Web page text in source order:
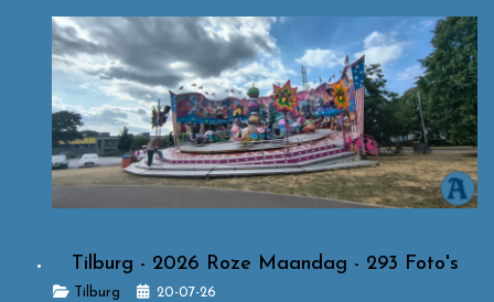
Tilburg - 2026 Roze Maandag - 293 Foto's
DetailsTilburg 20-07-26